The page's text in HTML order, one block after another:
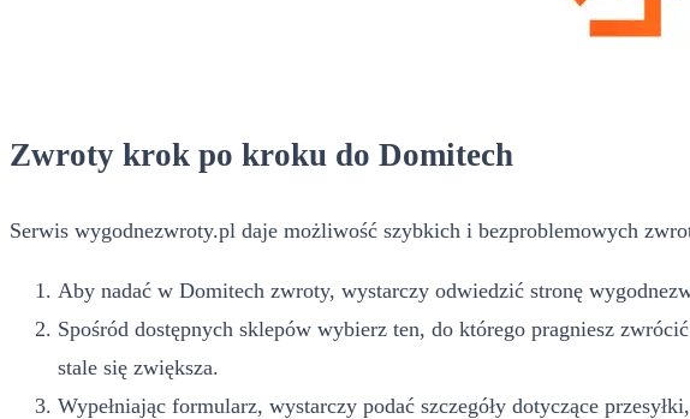
Zwroty krok po kroku do Domitech
Serwis wygodnezwroty.pl daje możliwość szybkich i bezproblemowych
Aby nadać w Domitech zwroty, wystarczy odwiedzić stronę
Spośród dostępnych sklepów wybierz ten, do którego pragniesz
stale się zwiększa.
Wypełniając formularz, wystarczy podać szczegóły dotyczące